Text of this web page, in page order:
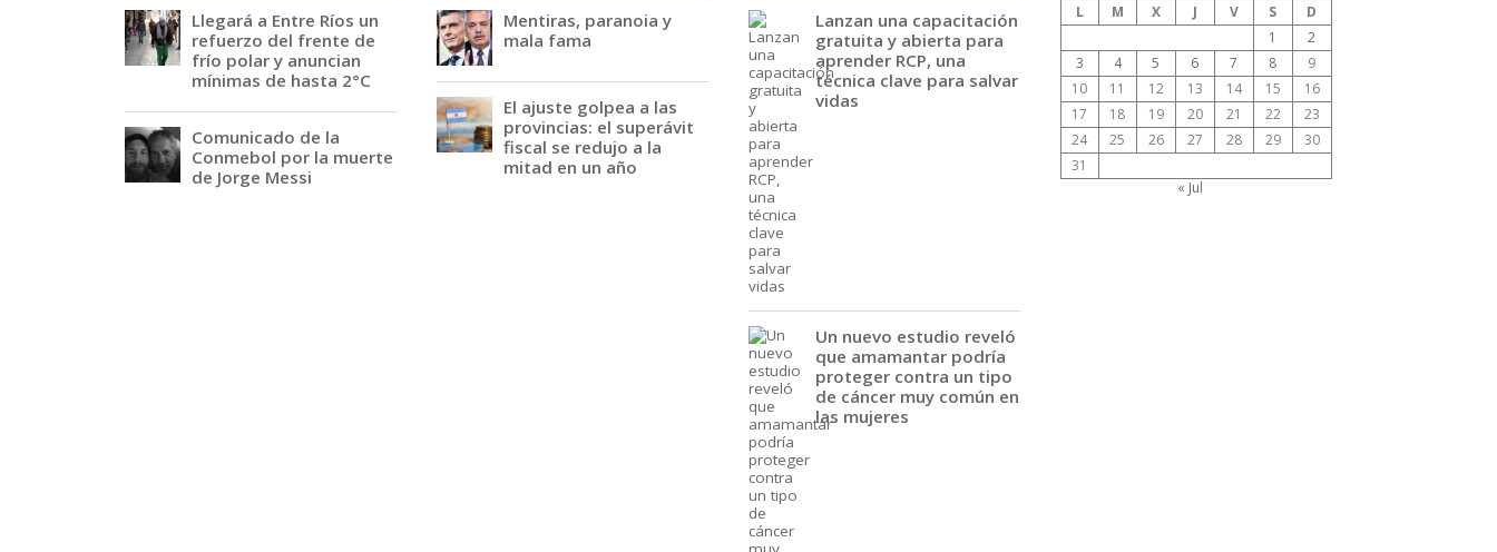
Llegará a Entre Ríos un
refuerzo del frente de
frío polar y anuncian
mínimas de hasta 2°C
Comunicado de la
Conmebol por la muerte
de Jorge Messi
Mentiras, paranoia y
mala fama
El ajuste golpea a las
provincias: el superávit
fiscal se redujo a la
mitad en un año
Lanzan una capacitación
gratuita y abierta para
aprender RCP, una
técnica clave para salvar
vidas
Un nuevo estudio reveló
que amamantar podría
proteger contra un tipo
de cáncer muy común en
las mujeres
L M X J V S
D
1
2
3
4 5 6 7 8
9
10
11 12 13 14 15
16
17
18 19 20 21 22
23
24
25 26 27 28 29
30
31
« Jul